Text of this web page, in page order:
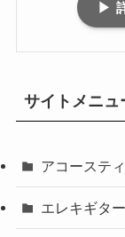
▶
サイトメニュ
アコーステ
エレキギター